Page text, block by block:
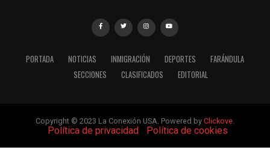
PORTADA NOTICIAS INMIGRACIÓN DEPORTES
FARÁNDULA
SECCIONES
CLASIFICADOS EDITORIAL
Copyright © 2023 La Conexión USA. Powered by Clickove.
Política de privacidad| Política de cookies